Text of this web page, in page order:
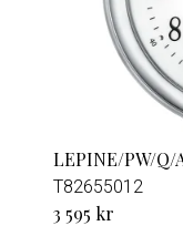
LEPINE/PW/Q/
T82655012
3 595 kr